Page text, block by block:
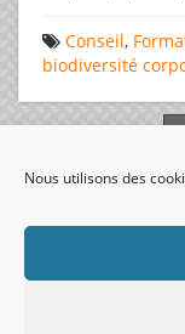
Nous utilisons des
Conseil,
biodiversité
visiteurs